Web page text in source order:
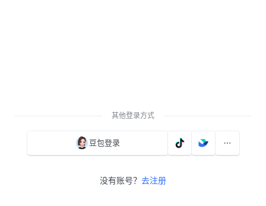
其他登录方式
豆包登录
没有账号？ 去注册